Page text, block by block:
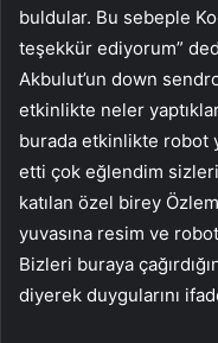
buldular. Bu sebeple
teşekkür ediyorum”
Akbulut’un down
etkinlikte neler
burada etkinlikte robot
etti çok eğlendim
katılan özel birey
yuvasına resim ve
Bizleri buraya
diyerek duygularını